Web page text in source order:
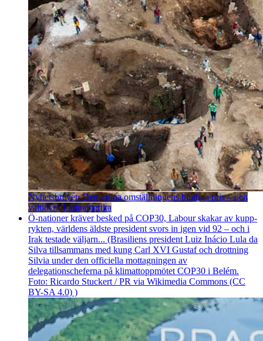
Nyhetsbrevet: Den gröna omställningens blodiga pris – och
valtider i Latinamerika
Ö-nationer kräver besked på COP30, Labour skakar av kupp­
rykten, världens äldste president svors in igen vid 92 – och i
Irak testade väljarn... (Brasiliens president Luiz Inácio Lula da
Silva tillsammans med kung Carl XVI Gustaf och drottning
Silvia under den officiella mottagningen av
delegationscheferna på klimattoppmötet COP30 i Belém.
Foto: Ricardo Stuckert / PR via Wikimedia Commons (CC
BY-SA 4.0) )